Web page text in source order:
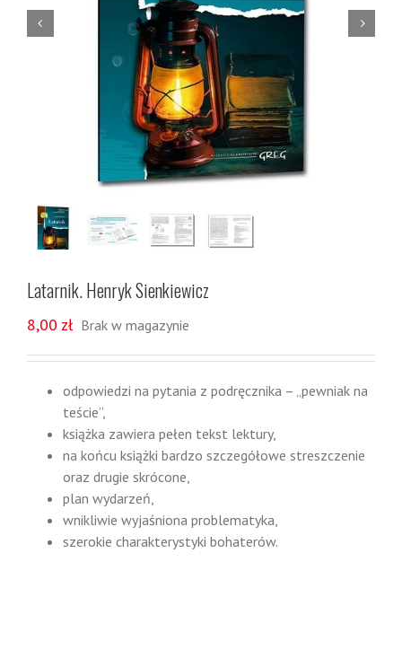
 
Latarnik. Henryk Sienkiewicz
8,00 zł Brak w magazynie
odpowiedzi na pytania z podręcznika – „pewniak na
teście”,
książka zawiera pełen tekst lektury,
na końcu książki bardzo szczegółowe streszczenie
oraz drugie skrócone,
plan wydarzeń,
wnikliwie wyjaśniona problematyka,
szerokie charakterystyki bohaterów.